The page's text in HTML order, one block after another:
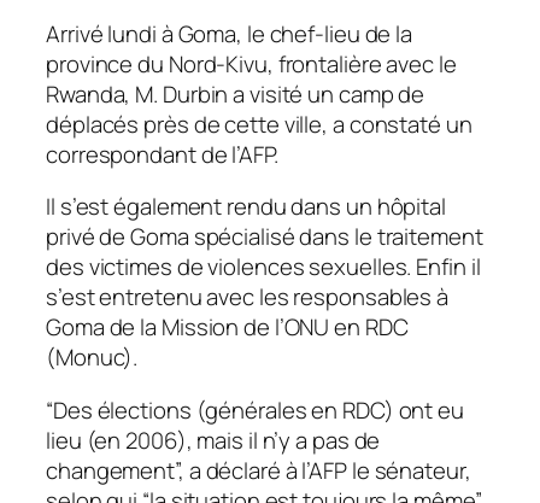
Arrivé lundi à Goma, le chef-lieu de la
province du Nord-Kivu, frontalière avec le
Rwanda, M. Durbin a visité un camp de
déplacés près de cette ville, a constaté un
correspondant de l’AFP.
Il s’est également rendu dans un hôpital
privé de Goma spécialisé dans le traitement
des victimes de violences sexuelles. Enfin il
s’est entretenu avec les responsables à
Goma de la Mission de l’ONU en RDC
(Monuc).
“Des élections (générales en RDC) ont eu
lieu (en 2006), mais il n’y a pas de
changement”, a déclaré à l’AFP le sénateur,